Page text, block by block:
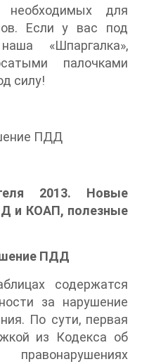
для
Если у вас под
«Шпаргалка»,
палочками
силу!
ПДД
2013. Новые
и КОАП, полезные
ПДД
содержатся
за нарушение
По сути, первая
из Кодекса об